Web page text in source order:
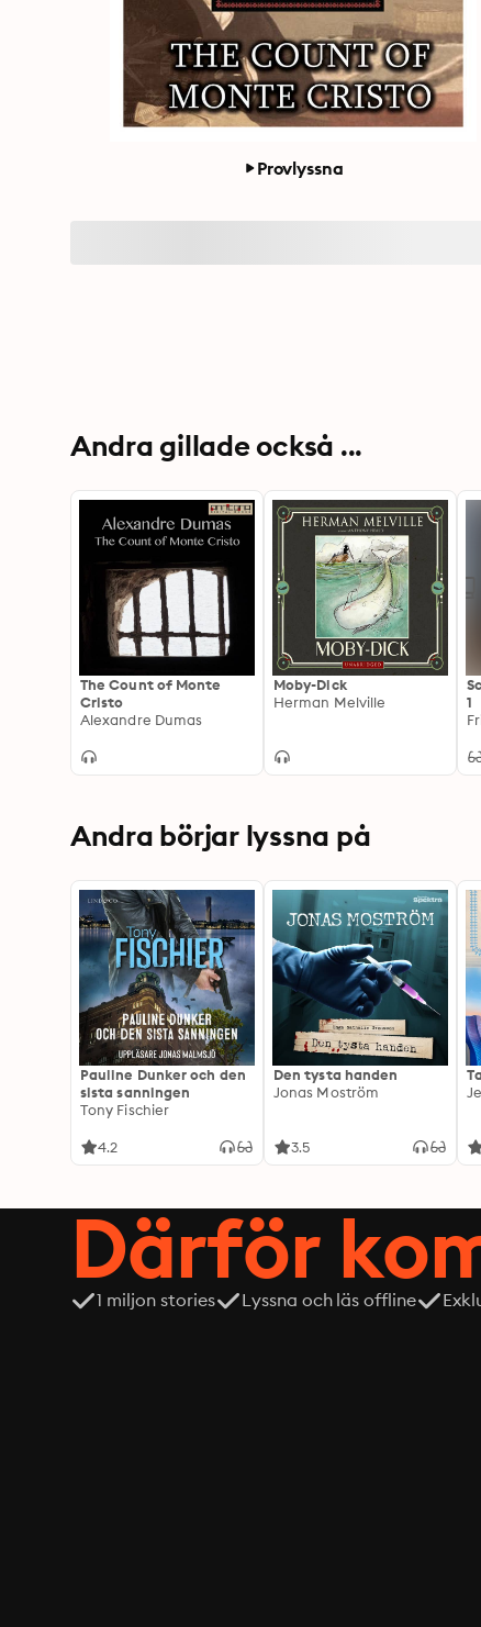
Provlyssna
Andra gillade också ...
The Count of Monte
Cristo
Alexandre Dumas
Moby-Dick
Herman Melville
1
Andra börjar lyssna på
Pauline Dunker och den
sista sanningen
Tony Fischier
4.2
Den tysta handen
Jonas Moström
3.5
Därför
1 miljon stories Lyssna och läs offline